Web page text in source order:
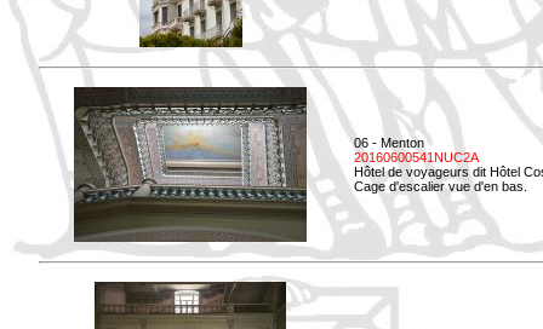
06 - Menton
20160600541NUC2A
Hôtel de voyageurs dit Hôtel
Cage d'escalier vue d'en bas.